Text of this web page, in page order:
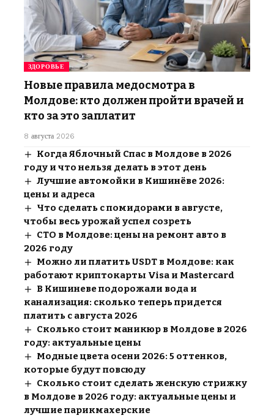
ЗДОРОВЬЕ
Новые правила медосмотра в
Молдове: кто должен пройти врачей и
кто за это заплатит
8 августа 2026
Когда Яблочный Спас в Молдове в 2026
году и что нельзя делать в этот день
Лучшие автомойки в Кишинёве 2026:
цены и адреса
Что сделать с помидорами в августе,
чтобы весь урожай успел созреть
СТО в Молдове: цены на ремонт авто в
2026 году
Можно ли платить USDT в Молдове: как
работают криптокарты Visa и Mastercard
В Кишиневе подорожали вода и
канализация: сколько теперь придется
платить с августа 2026
Сколько стоит маникюр в Молдове в 2026
году: актуальные цены
Модные цвета осени 2026: 5 оттенков,
которые будут повсюду
Сколько стоит сделать женскую стрижку
в Молдове в 2026 году: актуальные цены и
лучшие парикмахерские